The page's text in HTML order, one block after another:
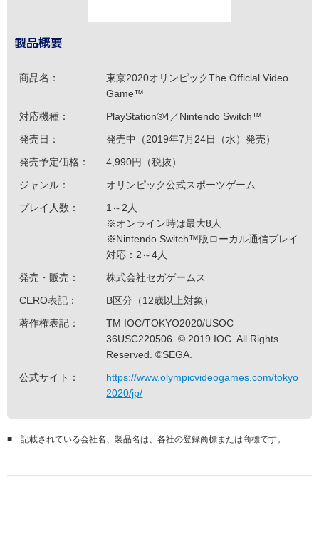
製品概要
商品名：
東京2020オリンピックThe Official Video
Game™
対応機種：
PlayStation®4／Nintendo Switch™
発売日：
発売中（2019年7月24日（水）発売）
発売予定価格：
4,990円（税抜）
ジャンル：
オリンピック公式スポーツゲーム
プレイ人数：
1～2人
※オンライン時は最大8人
※Nintendo Switch™版ローカル通信プレイ
対応：2～4人
発売・販売：
株式会社セガゲームス
CERO表記：
B区分（12歳以上対象）
著作権表記：
TM IOC/TOKYO2020/USOC
36USC220506. © 2019 IOC. All Rights
Reserved. ©SEGA.
公式サイト：
https://www.olympicvideogames.com/tokyo
2020/jp/
■ 記載されている会社名、製品名は、各社の登録商標または商標です。